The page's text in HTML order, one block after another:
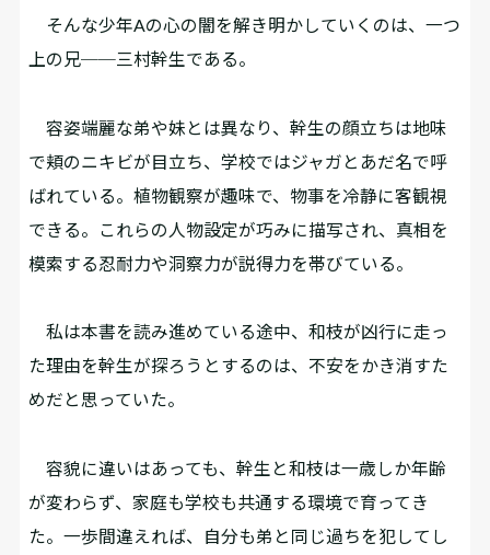
そんな少年Aの心の闇を解き明かしていくのは、一つ
上の兄──三村幹生である。
容姿端麗な弟や妹とは異なり、幹生の顔立ちは地味
で頬のニキビが目立ち、学校ではジャガとあだ名で呼
ばれている。植物観察が趣味で、物事を冷静に客観視
できる。これらの人物設定が巧みに描写され、真相を
模索する忍耐力や洞察力が説得力を帯びている。
私は本書を読み進めている途中、和枝が凶行に走っ
た理由を幹生が探ろうとするのは、不安をかき消すた
めだと思っていた。
容貌に違いはあっても、幹生と和枝は一歳しか年齢
が変わらず、家庭も学校も共通する環境で育ってき
た。一歩間違えれば、自分も弟と同じ過ちを犯してし